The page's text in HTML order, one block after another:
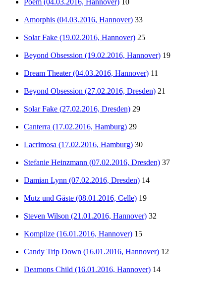
Amorphis (04.03.2016, Hannover) 33
Solar Fake (19.02.2016, Hannover) 25
Beyond Obsession (19.02.2016, Hannover) 19
Dream Theater (04.03.2016, Hannover) 11
Beyond Obsession (27.02.2016, Dresden) 21
Solar Fake (27.02.2016, Dresden) 29
Canterra (17.02.2016, Hamburg) 29
Lacrimosa (17.02.2016, Hamburg) 30
Stefanie Heinzmann (07.02.2016, Dresden) 37
Damian Lynn (07.02.2016, Dresden) 14
Mutz und Gäste (08.01.2016, Celle) 19
Steven Wilson (21.01.2016, Hannover) 32
Komplize (16.01.2016, Hannover) 15
Candy Trip Down (16.01.2016, Hannover) 12
Deamons Child (16.01.2016, Hannover) 14